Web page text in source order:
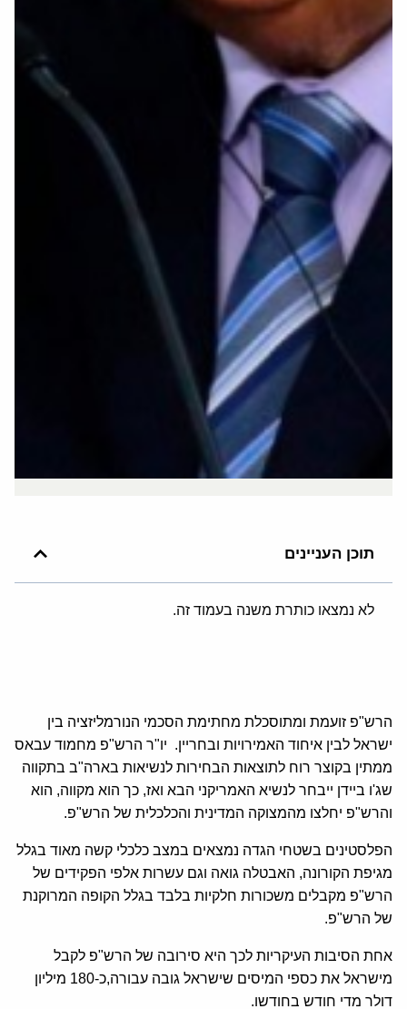
תוכן העניינים
לא נמצאו כותרת משנה בעמוד זה.
הרש"פ זועמת ומתוסכלת מחתימת הסכמי הנורמליזציה בין
ישראל לבין איחוד האמירויות ובחריין. יו"ר הרש"פ מחמוד עבאס
ממתין בקוצר רוח לתוצאות הבחירות לנשיאות בארה"ב בתקווה
שג'ו ביידן ייבחר לנשיא האמריקני הבא ואז, כך הוא מקווה, הוא
והרש"פ יחלצו מהמצוקה המדינית והכלכלית של הרש"פ.
הפלסטינים בשטחי הגדה נמצאים במצב כלכלי קשה מאוד בגלל
מגיפת הקורונה, האבטלה גואה וגם עשרות אלפי הפקידים של
הרש"פ מקבלים משכורות חלקיות בלבד בגלל הקופה המרוקנת
של הרש"פ.
אחת הסיבות העיקריות לכך היא סירובה של הרש"פ לקבל
מישראל את כספי המיסים שישראל גובה עבורה,כ-180 מיליון
דולר מדי חודש בחודשו.